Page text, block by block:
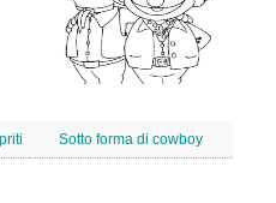
Sotto forma di cowboy